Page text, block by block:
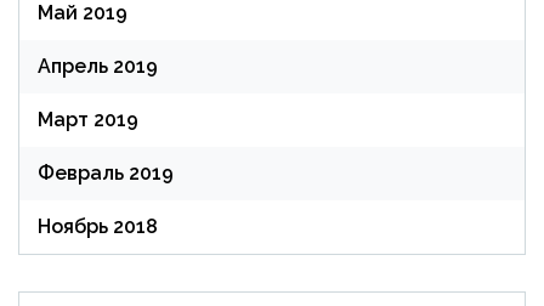
Май 2019
Апрель 2019
Март 2019
Февраль 2019
Ноябрь 2018